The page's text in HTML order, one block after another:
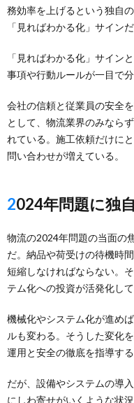
務効率を上げるという独自
「見ればわかる化」サインだ
「見ればわかる化」サイン
事項や行動ルールが一目で
会社の信頼と従業員の安全
として、物流業界のみなら
れている。施工依頼だけに
問い合わせが増えている。
2024年問題に独
物流の2024年問題の当面の
だ。納品や荷受けの待機時
短縮しなければならない。
テム化への投資が活発化して
機械化やシステム化が進め
ルも変わる。そうした変化
運用と安全の徹底を指導す
だが、設備やシステムの導
にしわ寄せがいくような状